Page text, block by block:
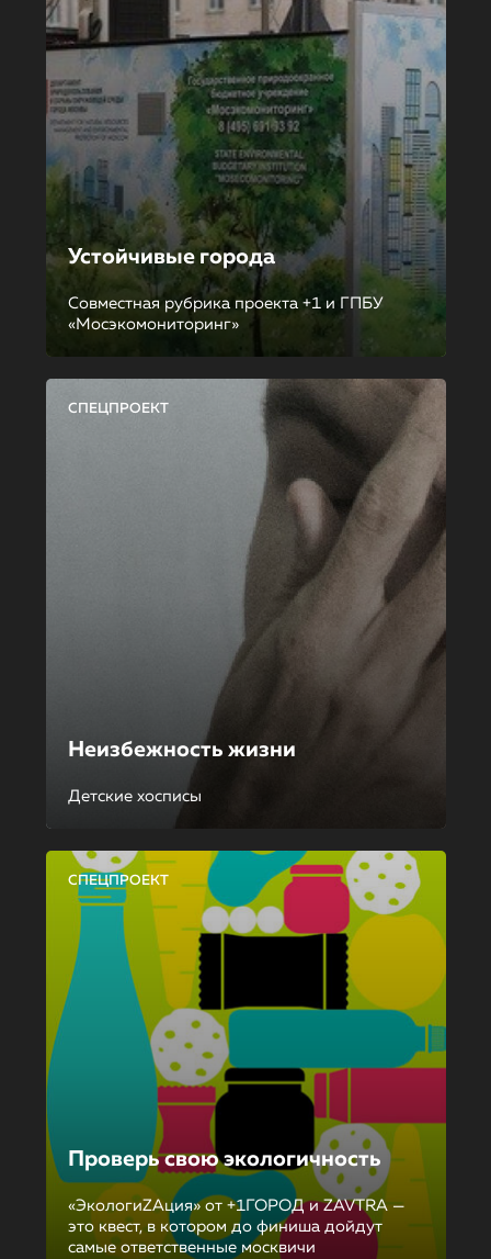
Устойчивые города
Совместная рубрика проекта +1 и ГПБУ
«Мосэкомониторинг»
СПЕЦПРОЕКТ
Неизбежность жизни
Детские хосписы
СПЕЦПРОЕКТ
Проверь свою экологичность
«ЭкологиZAция» от +1ГОРОД и ZAVTRA —
это квест, в котором до финиша дойдут
самые ответственные москвичи